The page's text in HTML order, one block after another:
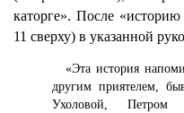
каторге». После
11 сверху) в указанной
«Эта история
другим приятелем,
Ухоловой, Петром